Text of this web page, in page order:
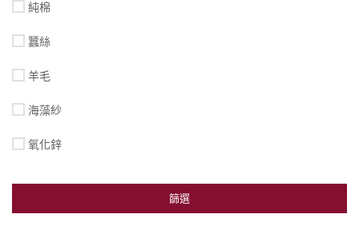
純棉
蠶絲
羊毛
海藻紗
氧化鋅
篩選